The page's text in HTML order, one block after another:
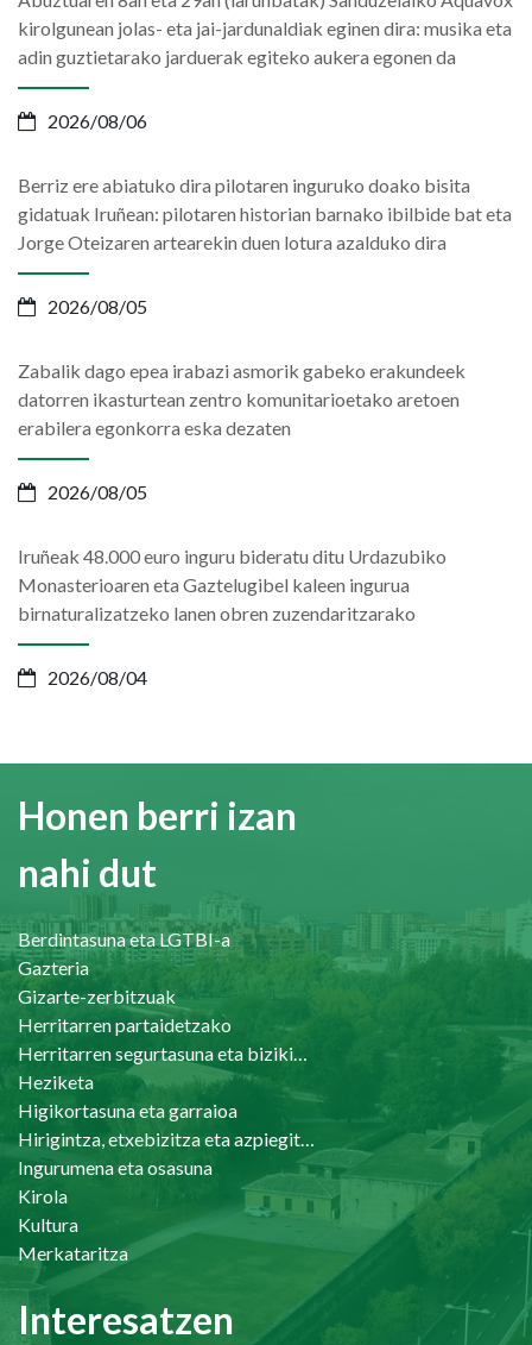
kirolgunean jolas- eta jai-jardunaldiak eginen dira: musika eta
adin guztietarako jarduerak egiteko aukera egonen da
2026/08/06
Berriz ere abiatuko dira pilotaren inguruko doako bisita
gidatuak Iruñean: pilotaren historian barnako ibilbide bat eta
Jorge Oteizaren artearekin duen lotura azalduko dira
2026/08/05
Zabalik dago epea irabazi asmorik gabeko erakundeek
datorren ikasturtean zentro komunitarioetako aretoen
erabilera egonkorra eska dezaten
2026/08/05
Iruñeak 48.000 euro inguru bideratu ditu Urdazubiko
Monasterioaren eta Gaztelugibel kaleen ingurua
birnaturalizatzeko lanen obren zuzendaritzarako
2026/08/04
Honen berri izan
nahi dut
Berdintasuna eta LGTBI-a
Gazteria
Gizarte-zerbitzuak
Herritarren partaidetzako
Herritarren segurtasuna eta bizikidetasuna
Heziketa
Higikortasuna eta garraioa
Hirigintza, etxebizitza eta azpiegiturak
Ingurumena eta osasuna
Kirola
Kultura
Merkataritza
Interesatzen